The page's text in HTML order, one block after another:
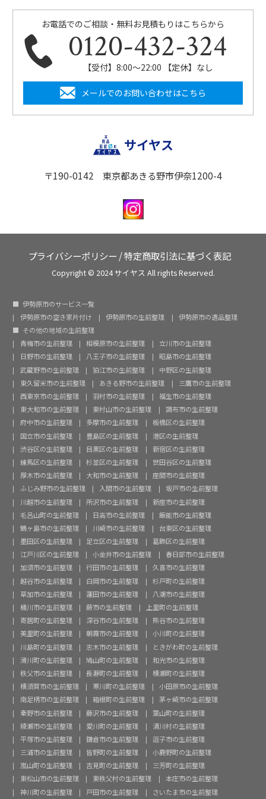
お電話でのご相談・無料お見積もりはこちらから
0120-432-324
【受付】8:00〜22:00 【定休】なし
メールでのお問い合わせはこちら
サイヤス
〒190-0142 東京都あきる野市伊奈1200-4
プライバシーポリシー /特定商取引法に基づく表記
Copyright © 2024 サイヤス All rights Reserved.
伊勢原市のサービス一覧
伊勢原市の空き家片付け
伊勢原市の生前整理
伊勢原市の遺品整理
その他の地域の生前整理
青梅市の生前整理
相模原市の生前整理
立川市の生前整理
日野市の生前整理
八王子市の生前整理
昭島市の生前整理
武蔵野市の生前整理
狛江市の生前整理
中野区の生前整理
東久留米市の生前整理
あきる野市の生前整理
三鷹市の生前整理
西東京市の生前整理
羽村市の生前整理
福生市の生前整理
東大和市の生前整理
東村山市の生前整理
調布市の生前整理
府中市の生前整理
多摩市の生前整理
板橋区の生前整理
国立市の生前整理
豊島区の生前整理
港区の生前整理
渋谷区の生前整理
目黒区の生前整理
新宿区の生前整理
練馬区の生前整理
杉並区の生前整理
世田谷区の生前整理
厚木市の生前整理
大和市の生前整理
座間市の生前整理
ふじみ野市の生前整理
入間市の生前整理
坂戸市の生前整理
川越市の生前整理
所沢市の生前整理
新座市の生前整理
毛呂山町の生前整理
日高市の生前整理
飯能市の生前整理
鶴ヶ島市の生前整理
川崎市の生前整理
台東区の生前整理
墨田区の生前整理
足立区の生前整理
葛飾区の生前整理
江戸川区の生前整理
小金井市の生前整理
春日部市の生前整理
加須市の生前整理
行田市の生前整理
久喜市の生前整理
越谷市の生前整理
白岡市の生前整理
杉戸町の生前整理
草加市の生前整理
蓮田市の生前整理
八潮市の生前整理
桶川市の生前整理
蕨市の生前整理
上里町の生前整理
寄居町の生前整理
深谷市の生前整理
熊谷市の生前整理
美里町の生前整理
朝霧市の生前整理
小川町の生前整理
川島町の生前整理
志木市の生前整理
ときがわ町の生前整理
滑川町の生前整理
鳩山町の生前整理
和光市の生前整理
秩父市の生前整理
長瀞町の生前整理
横瀬町の生前整理
横須賀市の生前整理
寒川町の生前整理
小田原市の生前整理
南足柄市の生前整理
箱根町の生前整理
茅ヶ崎市の生前整理
秦野市の生前整理
藤沢市の生前整理
葉山町の生前整理
綾瀬市の生前整理
愛川町の生前整理
清川村の生前整理
平塚市の生前整理
鎌倉市の生前整理
逗子市の生前整理
三浦市の生前整理
皆野町の生前整理
小鹿野町の生前整理
嵐山町の生前整理
吉見町の生前整理
三芳町の生前整理
東松山市の生前整理
東秩父村の生前整理
本庄市の生前整理
神川町の生前整理
戸田市の生前整理 さいたま市の生前整理